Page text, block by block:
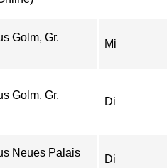
Golm, Gr.
Mi
Golm, Gr.
Di
Neues Palais
Di